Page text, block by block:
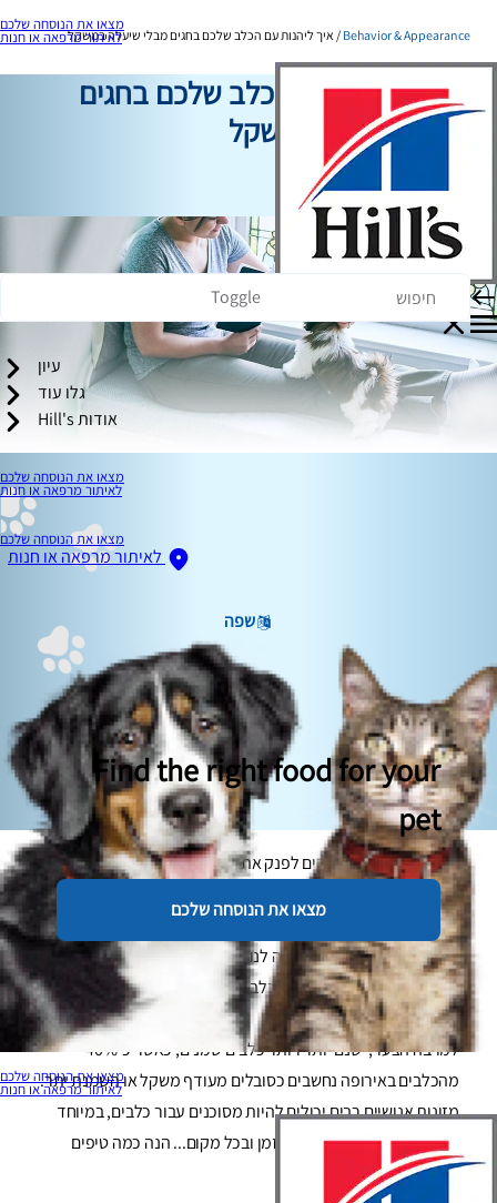
מצאו את הנוסחה שלכם
לאיתור מרפאה או חנות
Toggle
עיון
גלו עוד
אודות Hill's
מצאו את הנוסחה שלכם
לאיתור מרפאה או חנות
מצאו את הנוסחה שלכם
לאיתור מרפאה או חנות
שפה
Find the right food for your
pet
מצאו את הנוסחה שלכם
מצאו את הנוסחה שלכם
לאיתור מרפאה או חנות
Behavior & Appearance איך ליהנות עם הכלב שלכם בחגים מבלי שיעלה במשקל
איך ליהנות עם הכלב שלכם בחגים
מבלי שיעלה במשקל
התנהגות ומראה
כותב צוות
בעלי חיות מחמד אוהבים לפנק את הכלבים שלהם. כולנו אוהבים
פינוקים ואוכל טוב, אז כמובן שאנחנו רוצים לחלוק את זה עם חיות
המחמד שלנו. זה תענוג אמיתי לראות אותם נהנים ממשהו שנתנו
להם. הבעיה היא שמה שנראה לנו כמו פינוק קטן יכול להיות שווה
ערך קלורי לצ'יזבורגר כפול לכלב!
למרבה הצער, ישנם יותר ויותר כלבים שמנים, כאשר כ-40%
מהכלבים באירופה נחשבים כסובלים מעודף משקל או השמנת יתר.
מזונות אנושיים רבים יכולים להיות מסוכנים עבור כלבים, במיוחד
בחגים כשיש אוכל טעים כל הזמן ובכל מקום... הנה כמה טיפים
שיעזור לכם בתקופת החגים: